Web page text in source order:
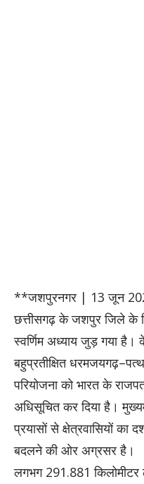
**जशपुरनगर | 13 जून
छत्तीसगढ़ के जशपुर जिले के
स्वर्णिम अध्याय जुड़ गया
बहुप्रतीक्षित
परियोजना को भारत के
अधिसूचित कर दिया है।
प्रयासों से क्षेत्रवासियों का
बदलने की ओर अग्रसर है।
लगभग 291.881 किलोमीटर